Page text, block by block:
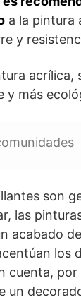
a la pintura
y
acrílica,
y más
son
las
acabado
los
cuenta,
un